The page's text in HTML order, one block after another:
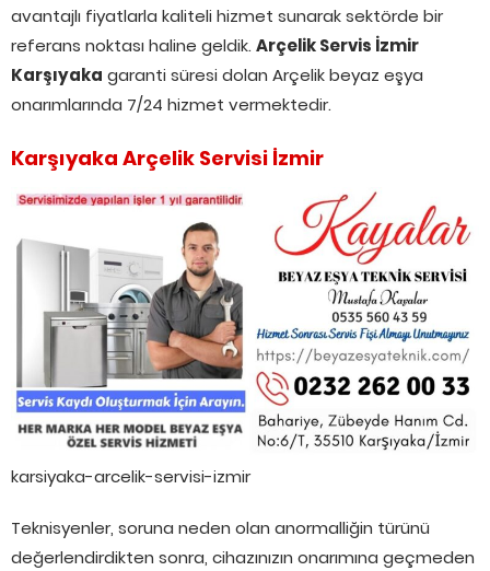
avantajlı fiyatlarla kaliteli hizmet sunarak sektörde bir
referans noktası haline geldik. Arçelik Servis İzmir
Karşıyaka garanti süresi dolan Arçelik beyaz eşya
onarımlarında 7/24 hizmet vermektedir.
Karşıyaka Arçelik Servisi İzmir
karsiyaka-arcelik-servisi-izmir
Teknisyenler, soruna neden olan anormalliğin türünü
değerlendirdikten sonra, cihazınızın onarımına geçmeden